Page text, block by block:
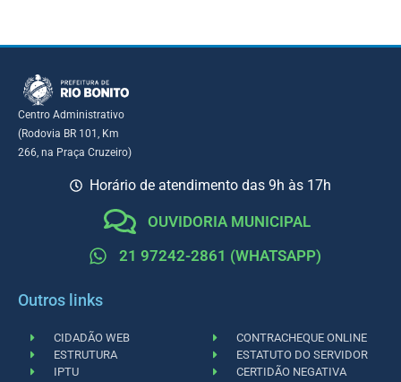
Centro Administrativo
(Rodovia BR 101, Km
266, na Praça Cruzeiro)
Horário de atendimento das 9h às 17h
OUVIDORIA MUNICIPAL
21 97242-2861 (WHATSAPP)
Outros links
CIDADÃO WEB
ESTRUTURA
IPTU
CONTRACHEQUE ONLINE
ESTATUTO DO SERVIDOR
CERTIDÃO NEGATIVA